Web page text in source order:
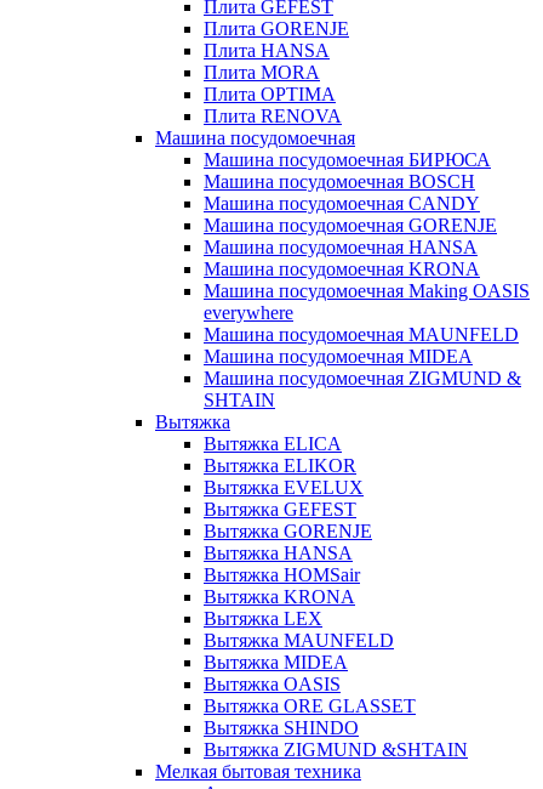
Плита GEFEST
Плита GORENJE
Плита HANSA
Плита MORA
Плита OPTIMA
Плита RENOVA
Машина посудомоечная
Машина посудомоечная БИРЮСА
Машина посудомоечная BOSCH
Машина посудомоечная CANDY
Машина посудомоечная GORENJE
Машина посудомоечная HANSA
Машина посудомоечная KRONA
Машина посудомоечная Making OASIS
everywhere
Машина посудомоечная MAUNFELD
Машина посудомоечная MIDEA
Машина посудомоечная ZIGMUND &
SHTAIN
Вытяжка
Вытяжка ELICA
Вытяжка ELIKOR
Вытяжка EVELUX
Вытяжка GEFEST
Вытяжка GORENJE
Вытяжка HANSA
Вытяжка HOMSair
Вытяжка KRONA
Вытяжка LEX
Вытяжка MAUNFELD
Вытяжка MIDEA
Вытяжка OASIS
Вытяжка ORE GLASSET
Вытяжка SHINDO
Вытяжка ZIGMUND &SHTAIN
Мелкая бытовая техника